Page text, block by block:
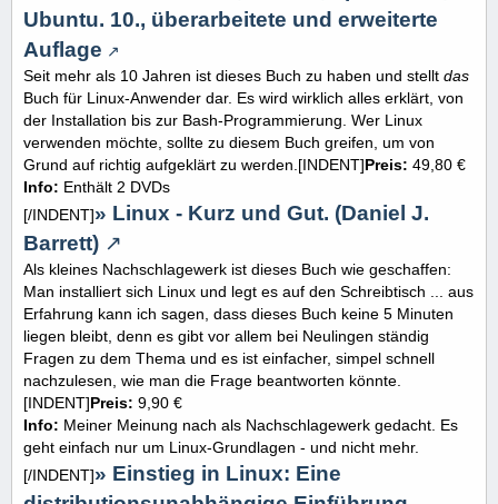
Ubuntu. 10., überarbeitete und erweiterte
Auflage
Seit mehr als 10 Jahren ist dieses Buch zu haben und stellt das
Buch für Linux-Anwender dar. Es wird wirklich alles erklärt, von
der Installation bis zur Bash-Programmierung. Wer Linux
verwenden möchte, sollte zu diesem Buch greifen, um von
Grund auf richtig aufgeklärt zu werden.[INDENT]Preis: 49,80 €
Info: Enthält 2 DVDs
[/INDENT]» Linux - Kurz und Gut. (Daniel J.
Barrett)
Als kleines Nachschlagewerk ist dieses Buch wie geschaffen:
Man installiert sich Linux und legt es auf den Schreibtisch ... aus
Erfahrung kann ich sagen, dass dieses Buch keine 5 Minuten
liegen bleibt, denn es gibt vor allem bei Neulingen ständig
Fragen zu dem Thema und es ist einfacher, simpel schnell
nachzulesen, wie man die Frage beantworten könnte.
[INDENT]Preis: 9,90 €
Info: Meiner Meinung nach als Nachschlagewerk gedacht. Es
geht einfach nur um Linux-Grundlagen - und nicht mehr.
[/INDENT]» Einstieg in Linux: Eine